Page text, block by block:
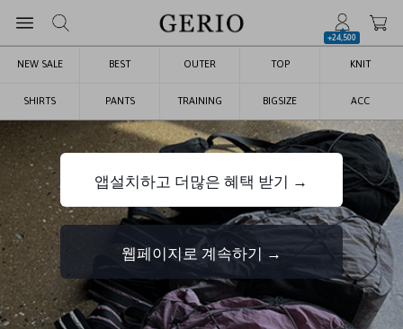
+24,500
NEW SALE BEST OUTER TOP KNIT
SHIRTS PANTS TRAINING BIGSIZE ACC
앱설치하고 더많은 혜택 받기 →
웹페이지로 계속하기 →